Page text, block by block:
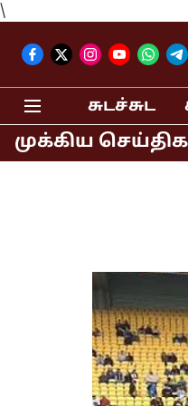
\
சுடச்சுட
முக்கிய
கைது!